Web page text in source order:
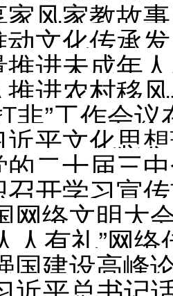
风家教故
文化传承
推进未成年
推进农村移
非”工作会
平文化思
二十届三
开学习宣
网络文明大
人有礼”网
国建设高峰